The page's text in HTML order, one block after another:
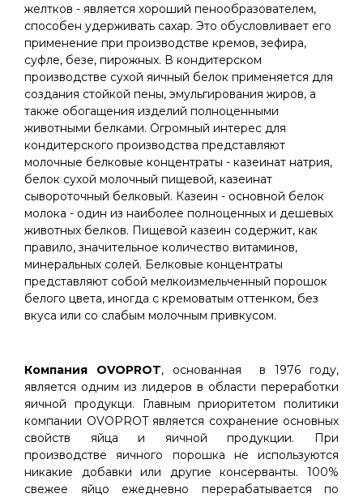
желтков - является хороший пенообразователем,
способен удерживать сахар. Это обусловливает его
применение при производстве кремов, зефира,
суфле, безе, пирожных. В кондитерском
производстве сухой яичный белок применяется для
создания стойкой пены, эмульгирования жиров, а
также обогащения изделий полноценными
животными белками. Огромный интерес для
кондитерского производства представляют
молочные белковые концентраты - казеинат натрия,
белок сухой молочный пищевой, казеинат
сывороточный белковый. Казеин - основной белок
молока - один из наиболее полноценных и дешевых
животных белков. Пищевой казеин содержит, как
правило, значительное количество витаминов,
минеральных солей. Белковые концентраты
представляют собой мелкоизмельченный порошок
белого цвета, иногда с кремоватым оттенком, без
вкуса или со слабым молочным привкусом.
Компания OVOPROT, основанная в 1976 году,
является одним из лидеров в области переработки
яичной продукци. Главным приоритетом политики
компании OVOPROT является сохранение основных
свойств яйца и яичной продукции. При
производстве яичного порошка не используются
никакие добавки или другие консерванты. 100%
свежее яйцо ежедневно перерабатывается по